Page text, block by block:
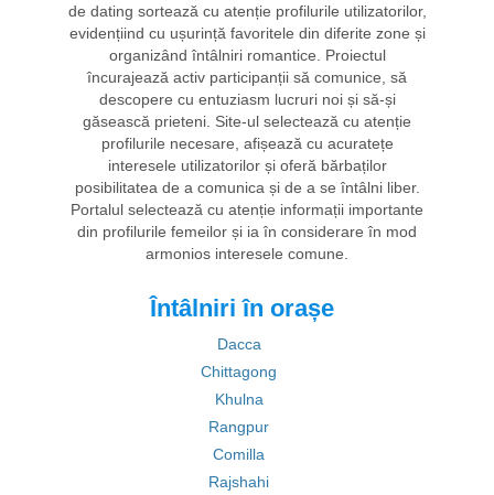
de dating sortează cu atenție profilurile utilizatorilor,
evidențiind cu ușurință favoritele din diferite zone și
organizând întâlniri romantice. Proiectul
încurajează activ participanții să comunice, să
descopere cu entuziasm lucruri noi și să-și
găsească prieteni. Site-ul selectează cu atenție
profilurile necesare, afișează cu acuratețe
interesele utilizatorilor și oferă bărbaților
posibilitatea de a comunica și de a se întâlni liber.
Portalul selectează cu atenție informații importante
din profilurile femeilor și ia în considerare în mod
armonios interesele comune.
Întâlniri în orașe
Dacca
Chittagong
Khulna
Rangpur
Comilla
Rajshahi